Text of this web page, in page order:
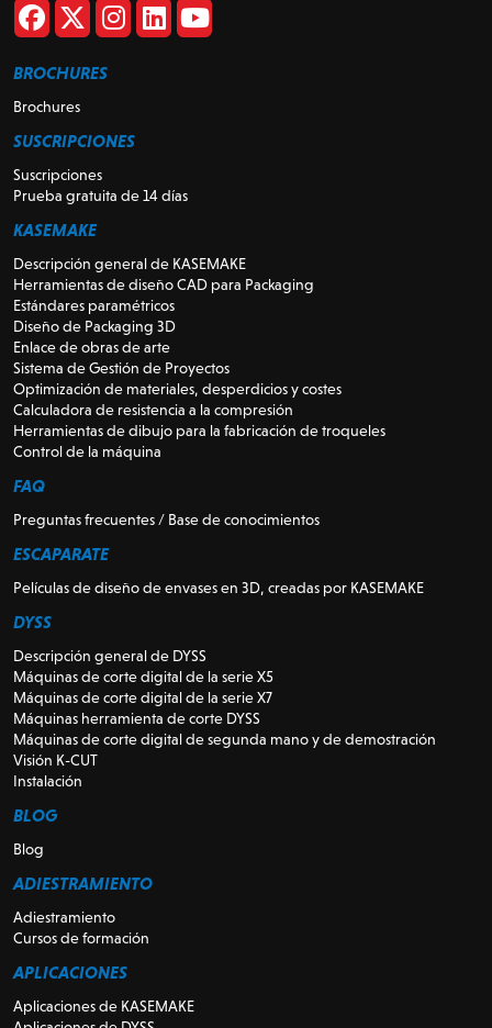
BROCHURES
Brochures
SUSCRIPCIONES
Suscripciones
Prueba gratuita de 14 días
KASEMAKE
Descripción general de KASEMAKE
Herramientas de diseño CAD para Packaging
Estándares paramétricos
Diseño de Packaging 3D
Enlace de obras de arte
Sistema de Gestión de Proyectos
Optimización de materiales, desperdicios y costes
Calculadora de resistencia a la compresión
Herramientas de dibujo para la fabricación de troqueles
Control de la máquina
FAQ
Preguntas frecuentes / Base de conocimientos
ESCAPARATE
Películas de diseño de envases en 3D, creadas por KASEMAKE
DYSS
Descripción general de DYSS
Máquinas de corte digital de la serie X5
Máquinas de corte digital de la serie X7
Máquinas herramienta de corte DYSS
Máquinas de corte digital de segunda mano y de demostración
Visión K-CUT
Instalación
BLOG
Blog
ADIESTRAMIENTO
Adiestramiento
Cursos de formación
APLICACIONES
Aplicaciones de KASEMAKE